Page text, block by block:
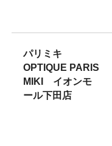
パリミキ
OPTIQUE PARIS
MIKI イオンモ
ール下田店